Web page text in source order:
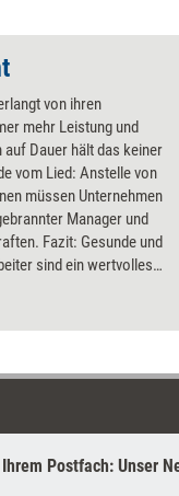
von ihren
mehr Leistung und
auf Dauer hält das keiner
vom Lied: Anstelle von
müssen Unternehmen
Manager und
Fazit: Gesunde und
sind ein wertvolles
Postfach: Unser